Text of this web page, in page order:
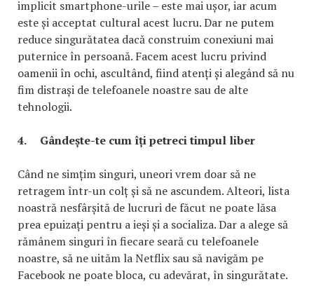
implicit smartphone-urile – este mai ușor, iar acum
este și acceptat cultural acest lucru. Dar ne putem
reduce singurătatea dacă construim conexiuni mai
puternice în persoană. Facem acest lucru privind
oamenii în ochi, ascultând, fiind atenți și alegând să nu
fim distrași de telefoanele noastre sau de alte
tehnologii.
4. Gândește-te cum îți petreci timpul liber
Când ne simțim singuri, uneori vrem doar să ne
retragem într-un colț și să ne ascundem. Alteori, lista
noastră nesfârșită de lucruri de făcut ne poate lăsa
prea epuizați pentru a ieși și a socializa. Dar a alege să
rămânem singuri în fiecare seară cu telefoanele
noastre, să ne uităm la Netflix sau să navigăm pe
Facebook ne poate bloca, cu adevărat, în singurătate.